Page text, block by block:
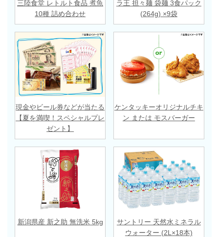
三陸食堂 レトルト食品 煮魚
10種 詰め合わせ
ラ王 担々麺 袋麺 3食パック
(264g) ×9袋
現金やビール券などが当たる
【夏を満喫！スペシャルプレ
ゼント】
ケンタッキーオリジナルチキ
ン または モスバーガー
新潟県産 新之助 無洗米 5kg
サントリー 天然水ミネラル
ウォーター (2L×18本)